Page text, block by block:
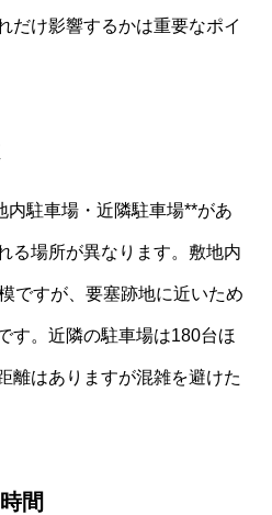
だけ影響するかは重要なポイ
内駐車場・近隣駐車場**があ
る場所が異なります。敷地内
ですが、要塞跡地に近いため
す。近隣の駐車場は180台ほ
離はありますが混雑を避けた
間